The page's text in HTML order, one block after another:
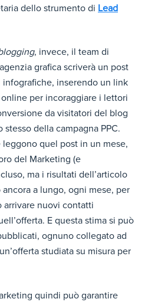
dello strumento di Lead
, invece, il team di
grafica scriverà un post
inserendo un link
per incoraggiare i lettori
da visitatori del blog
della campagna PPC.
quel post in un mese,
del Marketing (e
ma i risultati dell’articolo
a lungo, ogni mese, per
arrivare nuovi contatti
E questa stima si può
ognuno collegato ad
studiata su misura per
quindi può garantire